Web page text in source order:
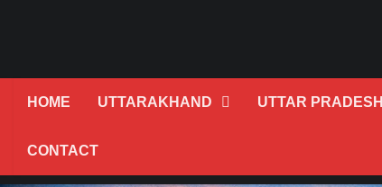
HOME UTTARAKHAND UTTAR PRADESH
CONTACT